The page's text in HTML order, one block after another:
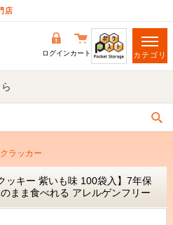
店
ログインカート カテゴリ
ラッカー
ッキー 紫いも味 100袋入】7年保
まま食べれる アレルゲンフリー